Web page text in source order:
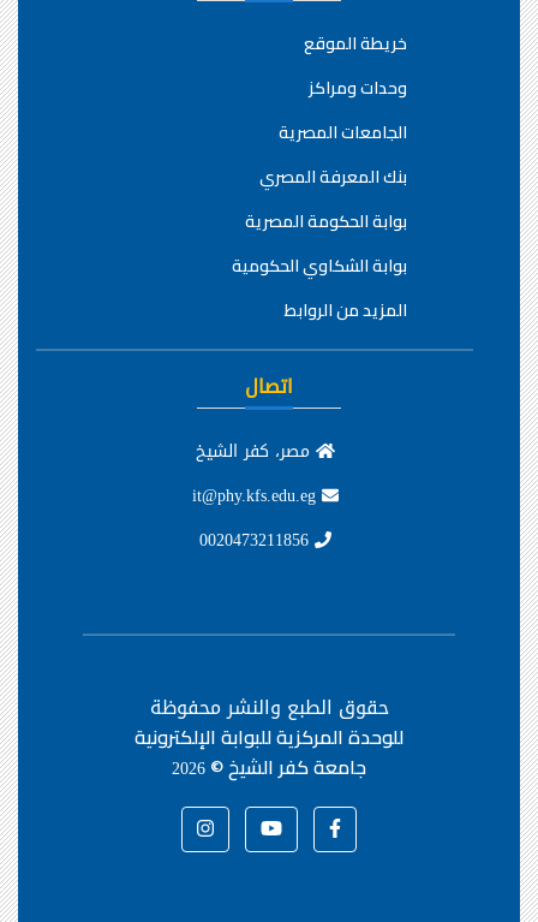
خريطة الموقع
وحدات ومراكز
الجامعات المصرية
بنك المعرفة المصري
بوابة الحكومة المصرية
بوابة الشكاوي الحكومية
المزيد من الروابط
اتصال
مصر، كفر الشيخ
حقوق الطبع والنشر محفوظة
للوحدة المركزية للبوابة الإلكترونية
جامعة كفر الشيخ ©2026